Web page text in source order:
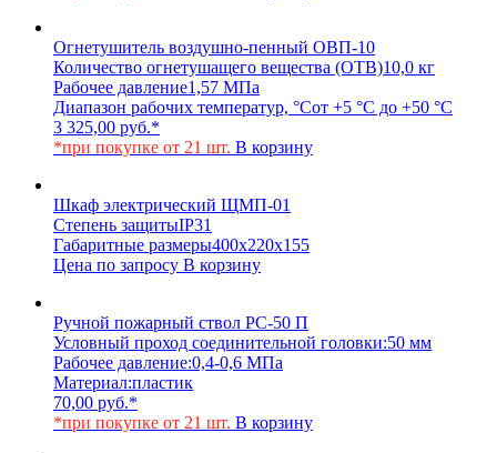
Огнетушитель воздушно-пенный ОВП-10
Количество огнетушащего вещества (ОТВ)10,0 кг
Рабочее давление1,57 МПа
Диапазон рабочих температур, °Сот +5 °С до +50 °С
3 325,00 руб.*
*при покупке от 21 шт. В корзину
Шкаф электрический ЩМП-01
Степень защитыIP31
Габаритные размеры400х220х155
Цена по запросу В корзину
Ручной пожарный ствол РС-50 П
Условный проход соединительной головки:50 мм
Рабочее давление:0,4-0,6 МПа
Материал:пластик
70,00 руб.*
*при покупке от 21 шт. В корзину